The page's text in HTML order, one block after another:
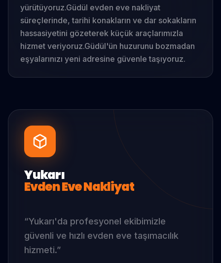
yürütüyoruz.Güdül evden eve nakliyat
süreçlerinde, tarihi konakların ve dar sokakların
hassasiyetini gözeterek küçük araçlarımızla
hizmet veriyoruz.Güdül'ün huzurunu bozmadan
eşyalarınızı yeni adresine güvenle taşıyoruz.
Yukarı
Evden Eve Nakliyat
“Yukarı'da profesyonel ekibimizle
güvenli ve hızlı evden eve taşımacılık
hizmeti.”